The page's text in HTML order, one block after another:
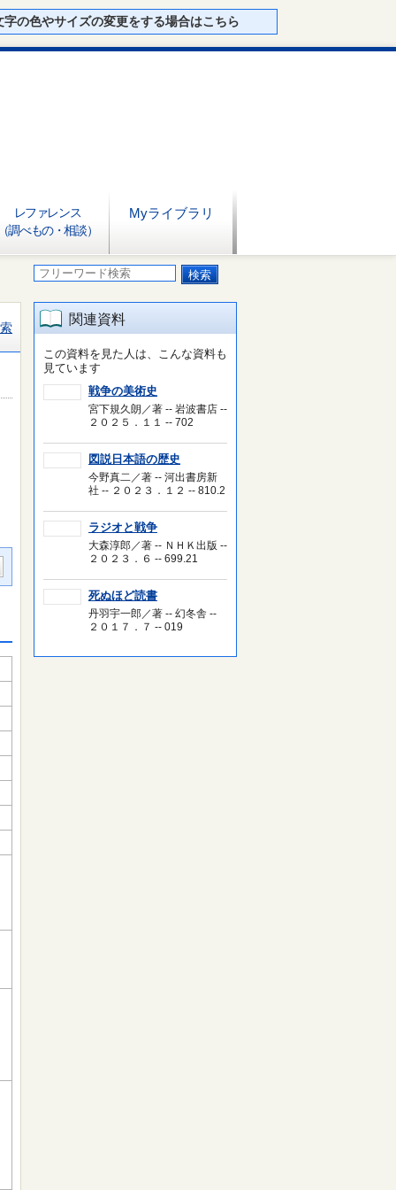
の色やサイズの変更をする場合はこちら
レファレンス
調べもの・相談）
Myライブラリ
関連資料
この資料を見た人は、こんな資料も
見ています
戦争の美術史
宮下規久朗／著 -- 岩波書店 --
２０２５．１１ -- 702
図説日本語の歴史
今野真二／著 -- 河出書房新
社 -- ２０２３．１２ -- 810.2
ラジオと戦争
大森淳郎／著 -- ＮＨＫ出版 --
２０２３．６ -- 699.21
死ぬほど読書
丹羽宇一郎／著 -- 幻冬舎 --
２０１７．７ -- 019